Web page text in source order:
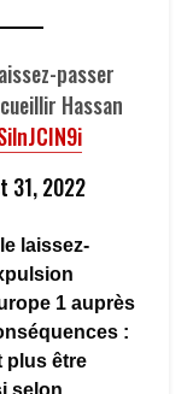
passer
Hassan
31, 2022
laissez-
1 auprès
:
plus être
selon